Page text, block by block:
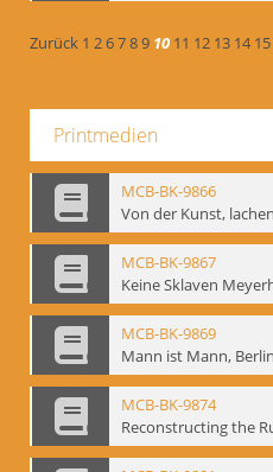
Zurück 1 26789 10 11 12 13 14 15
Printmedien
MCB-BK-9866
MCB-BK-9867
MCB-BK-9869
MCB-BK-9874